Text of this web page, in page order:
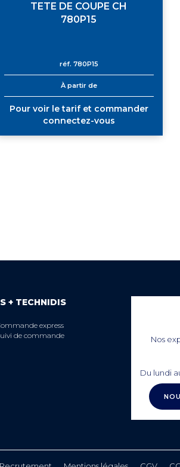
TETE DE COUPE CH
780P15
réf. 780P15
À partir de
Pour voir le tarif et commander
connectez-vous
+ TECHNIDIS
express
de commande
Nos
Du lundi